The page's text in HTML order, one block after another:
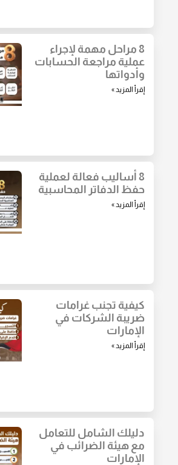
8 مراحل مهمة لإجراء
عملية مراجعة الحسابات
وأدواتها
إقرأ المزيد »
8 أساليب فعالة لعملية
حفظ الدفاتر المحاسبية
إقرأ المزيد »
كيفية تجنب غرامات
ضريبة الشركات في
الإمارات
إقرأ المزيد »
دليلك الشامل للتعامل
مع هيئة الضرائب في
الإمارات